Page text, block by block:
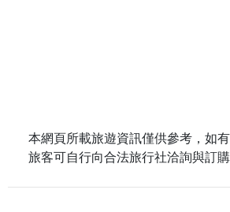
本網頁所載旅遊資訊僅供參考，如
旅客可自行向合法旅行社洽詢與訂購